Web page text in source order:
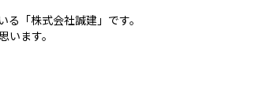
「株式会社誠建」です。
ます。